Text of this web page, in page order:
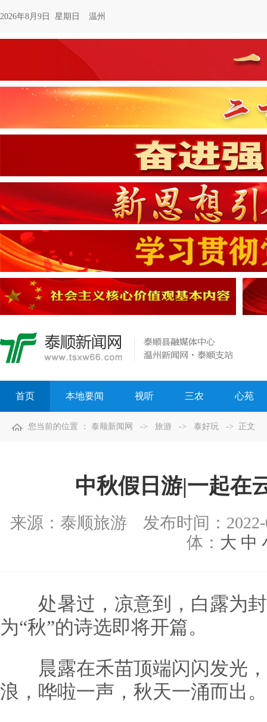
2026年8月9日 星期日 温州
首页 本地要闻 视听 三农 心苑
您当前的位置 ： 泰顺新闻网 -> 旅游 -> 泰好玩 -> 正文
中秋假日游|一起在
来源： 泰顺旅游 发布时间：
体： 大 中
处暑过，凉意到，白露为封
为“秋”的诗选即将开篇。
晨露在禾苗顶端闪闪发光，
浪，哗啦一声，秋天一涌而出。